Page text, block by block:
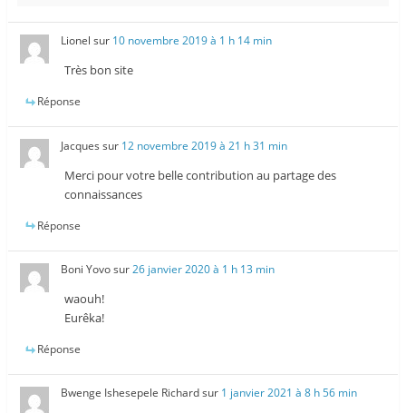
Lionel sur 10 novembre 2019 à 1 h 14 min
Très bon site
Réponse
Jacques sur 12 novembre 2019 à 21 h 31 min
Merci pour votre belle contribution au partage des
connaissances
Réponse
Boni Yovosur26 janvier 2020 à 1 h 13 min
waouh!
Eurêka!
Réponse
Bwenge Ishesepele Richardsur 1 janvier 2021 à 8 h 56 min